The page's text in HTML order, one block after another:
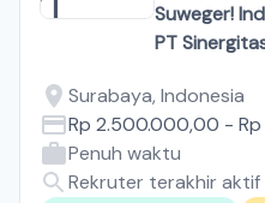
Suweger!
PT
Surabaya, Indonesia
Rp 2.500.000,00 -
Penuh waktu
Rekruter terakhir aktif